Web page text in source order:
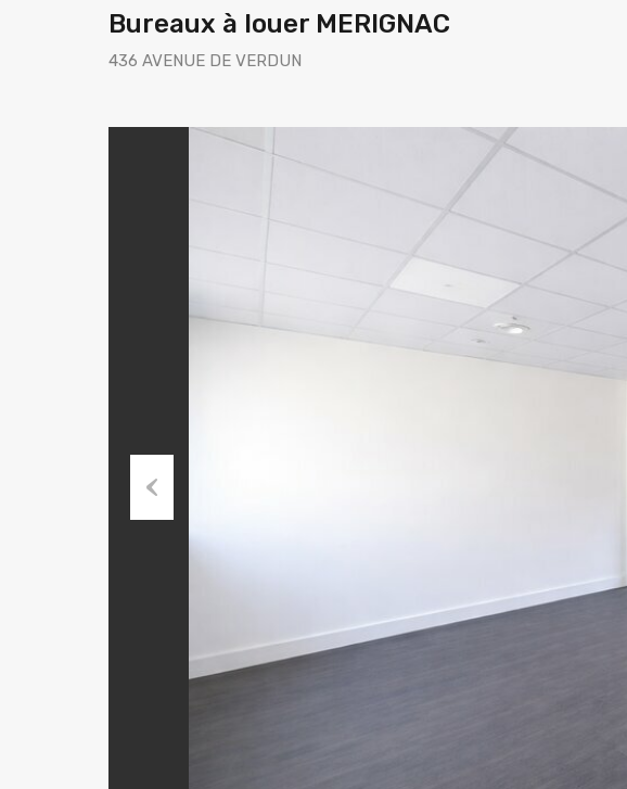
Bureaux à louer MERIGNAC
436 AVENUE DE VERDUN